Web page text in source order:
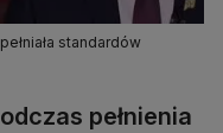
standardów
pełnienia